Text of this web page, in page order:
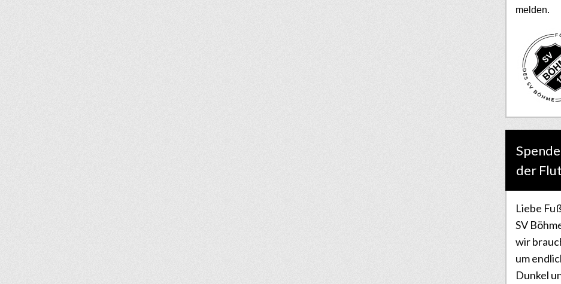
melden.
der
Liebe
SV
wir
um
Dunkel